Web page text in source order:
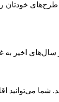
خودتان
سال‌های
شما